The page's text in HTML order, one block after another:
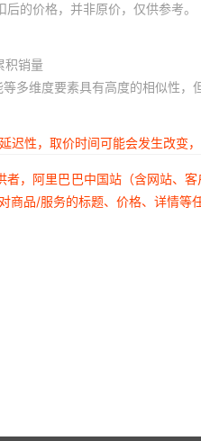
的价格，并非原价，仅供参考。
积销量
多维度要素具有高度的相似性，
性，取价时间可能会发生改变
，阿里巴巴中国站（含网站
品/服务的标题、价格、详情